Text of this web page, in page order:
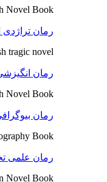
Novel Book
رمان تراژدی
tragic novel
رمان
Novel Book
رمان
Book
رمان علمی
Novel Book